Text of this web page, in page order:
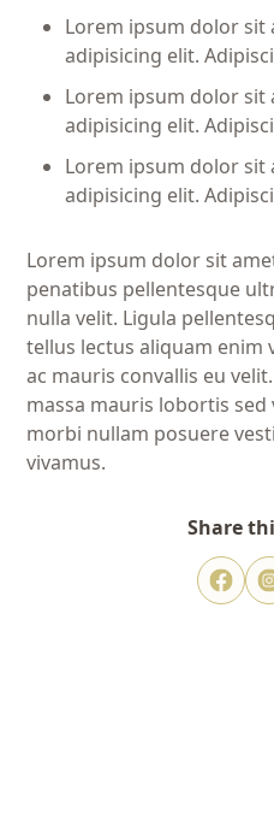
Lorem ipsum dolor sit
adipisicing elit.
Lorem ipsum dolor sit
adipisicing elit.
Lorem ipsum dolor sit
adipisicing elit.
Lorem ipsum dolor sit
penatibus pellentesque
nulla velit. Ligula
tellus lectus aliquam enim
ac mauris convallis eu
massa mauris lobortis
morbi nullam posuere
vivamus.
Share